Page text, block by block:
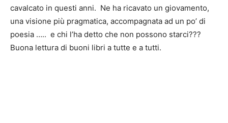
cavalcato in questi anni. Ne ha ricavato un giovamento,
una visione più pragmatica, accompagnata ad un po’ di
poesia ….. e chi l’ha detto che non possono starci???
Buona lettura di buoni libri a tutte e a tutti.